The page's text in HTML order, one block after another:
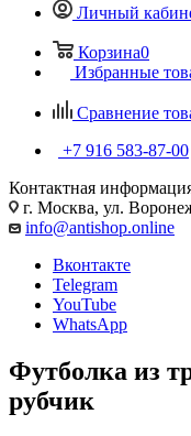
Личный
Корзина0
Избранные
Сравнение
+7 916 583-87-00
Контактная
г. Москва, ул.
info@antishop.online
Вконтакте
Telegram
YouTube
WhatsApp
Футболка из
рубчик